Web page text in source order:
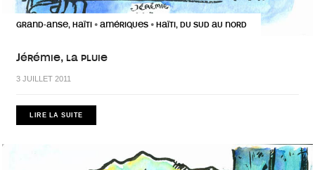
GRAND-ANSE, HAÏTI • AMÉRIQUES • HAÏTI, DU SUD AU NORD
Jérémie, la pluie
3 JUILLET 2011
LIRE LA SUITE